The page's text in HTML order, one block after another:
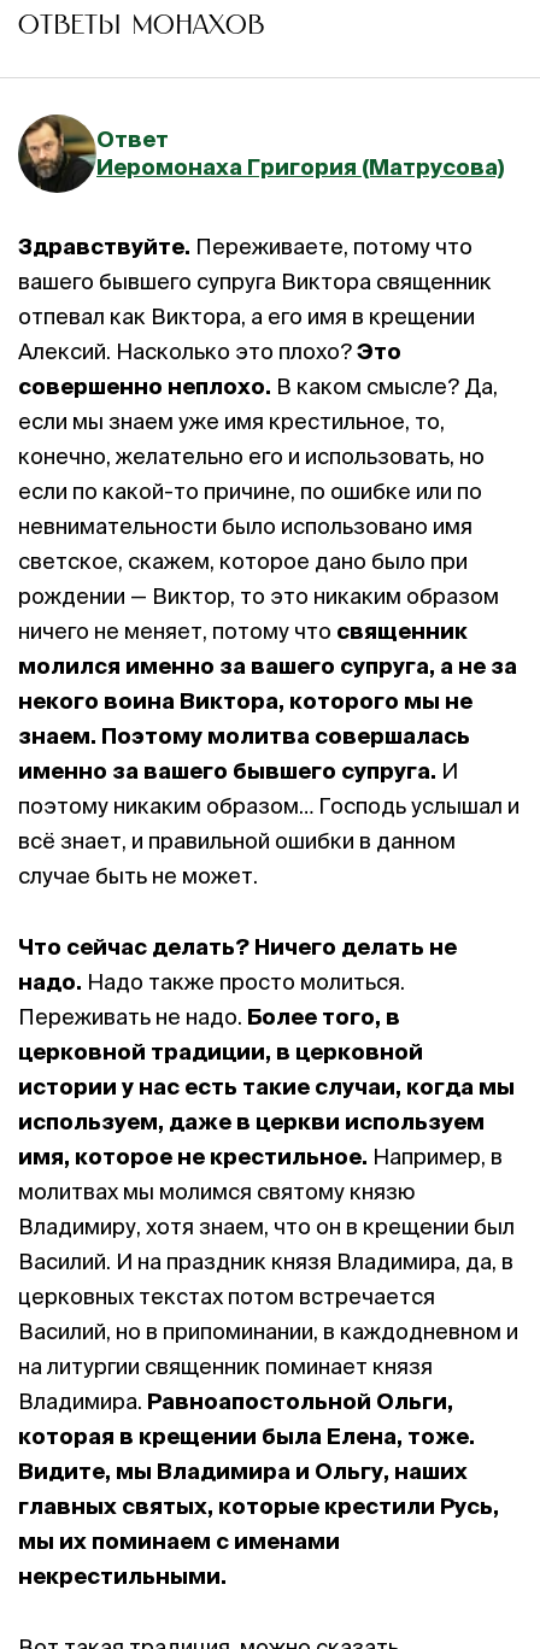
ОТВЕТЫ МОНАХОВ
Ответ
Иеромонаха Григория (Матрусова)
Здравствуйте. Переживаете, потому что
вашего бывшего супруга Виктора священник
отпевал как Виктора, а его имя в крещении
Алексий. Насколько это плохо?Это
совершенно неплохо. В каком смысле? Да,
если мы знаем уже имя крестильное, то,
конечно, желательно его и использовать, но
если по какой-то причине, по ошибке или по
невнимательности было использовано имя
светское, скажем, которое дано было при
рождении — Виктор, то это никаким образом
ничего не меняет, потому что священник
молился именно за вашего супруга, а не за
некого воина Виктора, которого мы не
знаем. Поэтому молитва совершалась
именно за вашего бывшего супруга. И
поэтому никаким образом… Господь услышал и
всё знает, и правильной ошибки в данном
случае быть не может.
Что сейчас делать? Ничего делать не
надо. Надо также просто молиться.
Переживать не надо. Более того, в
церковной традиции, в церковной
истории у нас есть такие случаи, когда мы
используем, даже в церкви используем
имя, которое не крестильное. Например, в
молитвах мы молимся святому князю
Владимиру, хотя знаем, что он в крещении был
Василий. И на праздник князя Владимира, да, в
церковных текстах потом встречается
Василий, но в припоминании, в каждодневном и
на литургии священник поминает князя
Владимира. Равноапостольной Ольги,
которая в крещении была Елена, тоже.
Видите, мы Владимира и Ольгу, наших
главных святых, которые крестили Русь,
мы их поминаем с именами
некрестильными.